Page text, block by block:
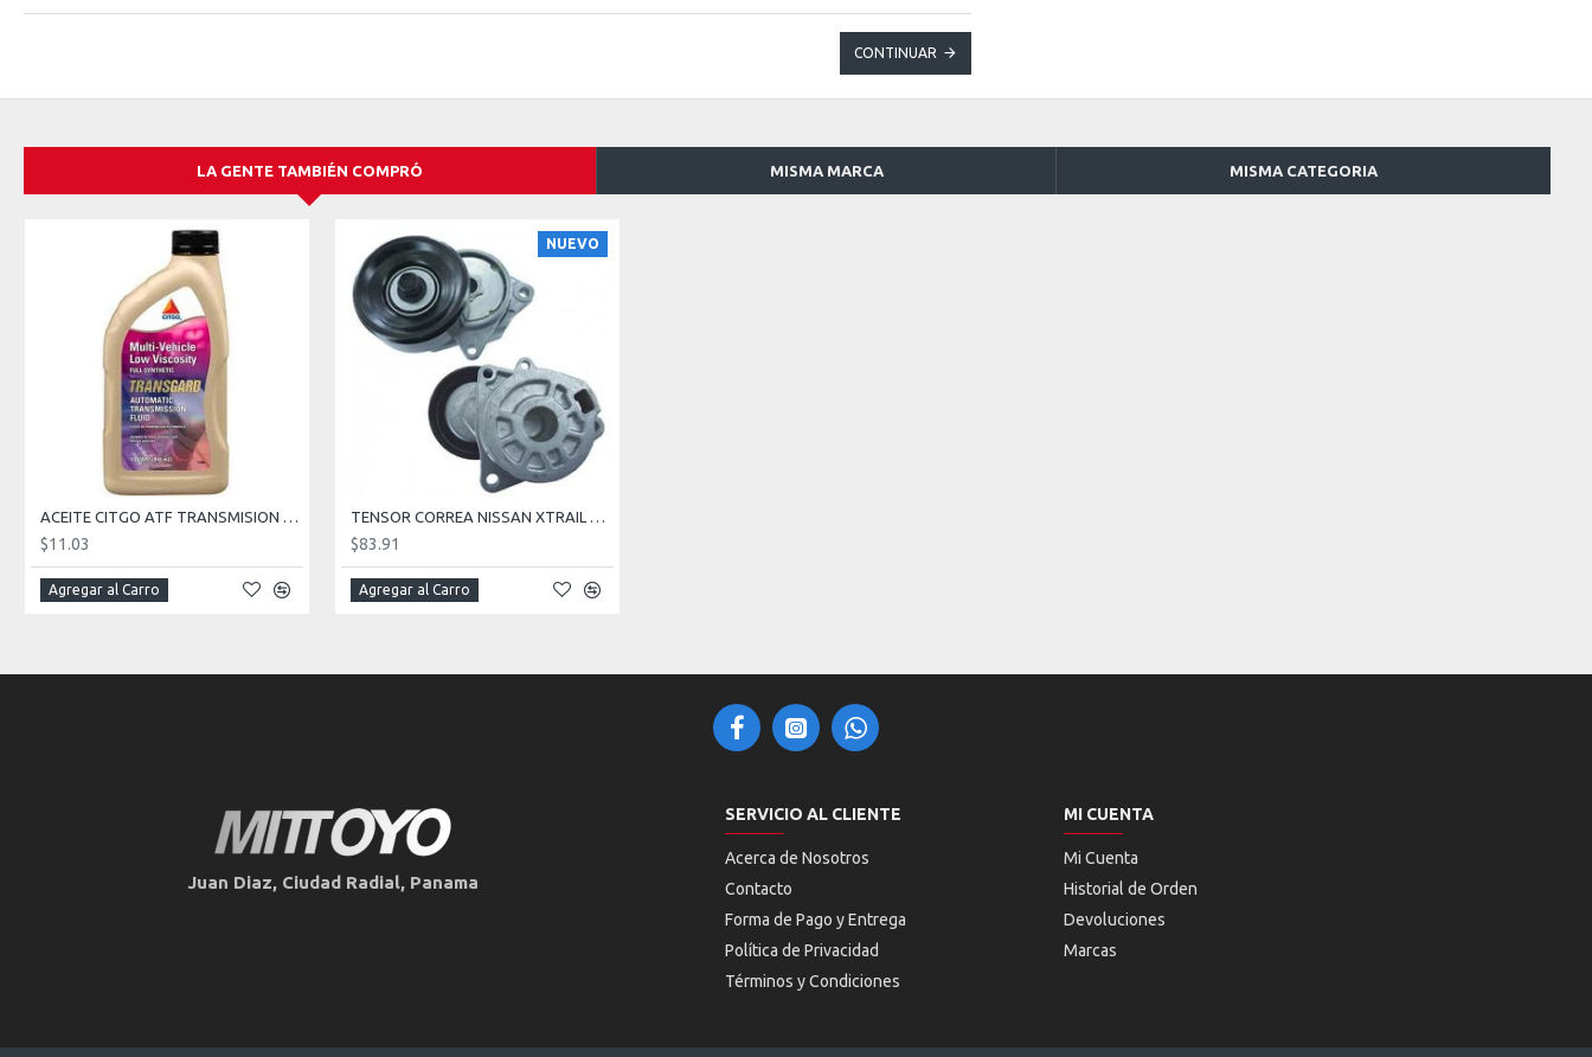
CONTINUAR
LA GENTE TAMBIÉN COMPRÓ MISMA MARCA MISMA CATEGORIA
ACEITE CITGO ATF TRANSMISION AUTOMATICA MERCON LV JASO 1A DEXTRON IV TOYOTA WS HONDA DW-1A NISSAN MATIC S HYUNDAI SP-IV 633137001182
$11.03
Agregar al Carro
NUEVO
TENSOR CORREA NISSAN XTRAIL 2.5 USA CORREA K060882
$83.91
Agregar al Carro
Juan Diaz, Ciudad Radial, Panama
SERVICIO AL CLIENTE
Acerca de Nosotros
Contacto
Forma de Pago y Entrega
Política de Privacidad
Términos y Condiciones
MI CUENTA
Mi Cuenta
Historial de Orden
Devoluciones
Marcas